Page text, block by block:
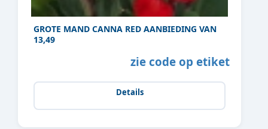
GROTE MAND CANNA RED AANBIEDING VAN
13,49
zie code op etiket
Details